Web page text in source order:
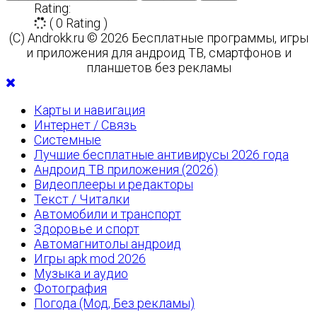
Rating:
( 0 Rating )
(C) Androkk.ru © 2026 Бесплатные программы, игры
и приложения для андроид ТВ, смартфонов и
планшетов без рекламы
Карты и навигация
Интернет / Связь
Системные
Лучшие бесплатные антивирусы 2026 года
Андроид ТВ приложения (2026)
Видеоплееры и редакторы
Текст / Читалки
Автомобили и транспорт
Здоровье и спорт
Автомагнитолы андроид
Игры apk mod 2026
Музыка и аудио
Фотография
Погода (Мод, Без рекламы)